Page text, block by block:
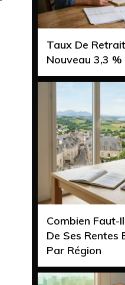
Taux De
Nouveau 3,3 %
Combien Faut-
De Ses Rentes
Par Région